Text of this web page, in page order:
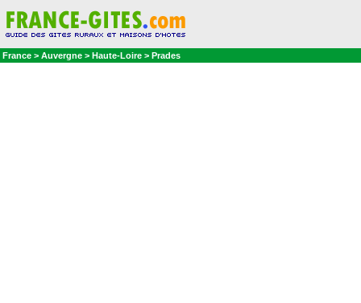
France > Auvergne > Haute-Loire > Prades